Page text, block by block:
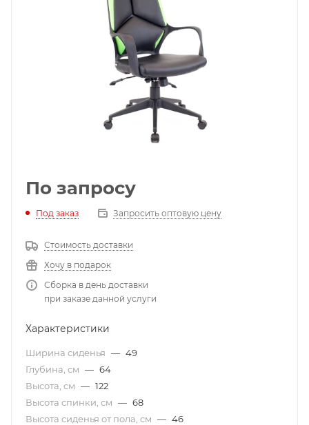
По запросу
Под заказ Запросить оптовую цену
Стоимость доставки
Хочу в подарок
Сборка в день доставки
при заказе данной услуги
Характеристики
Ширина сиденья — 49
Глубина, см — 64
Высота, см — 122
Высота спинки, см — 68
Высота сиденья от пола, см — 46